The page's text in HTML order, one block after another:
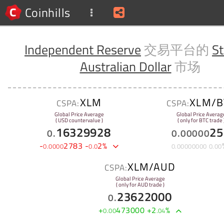
Coinhills
Independent Reserve 交易平台的
Australian Dollar市场
CSPA:XLM
Global Price Average
( USD countervalue )
0.16329928
-0.00002783 -0.02%
CSPA:XLM/
Global Price
( only for BTC trade
0.00000
0.00000000 0.00
CSPA:XLM/AUD
Global Price Average
( only for AUD trade )
0.23622000
+0.00473000 +2.04%